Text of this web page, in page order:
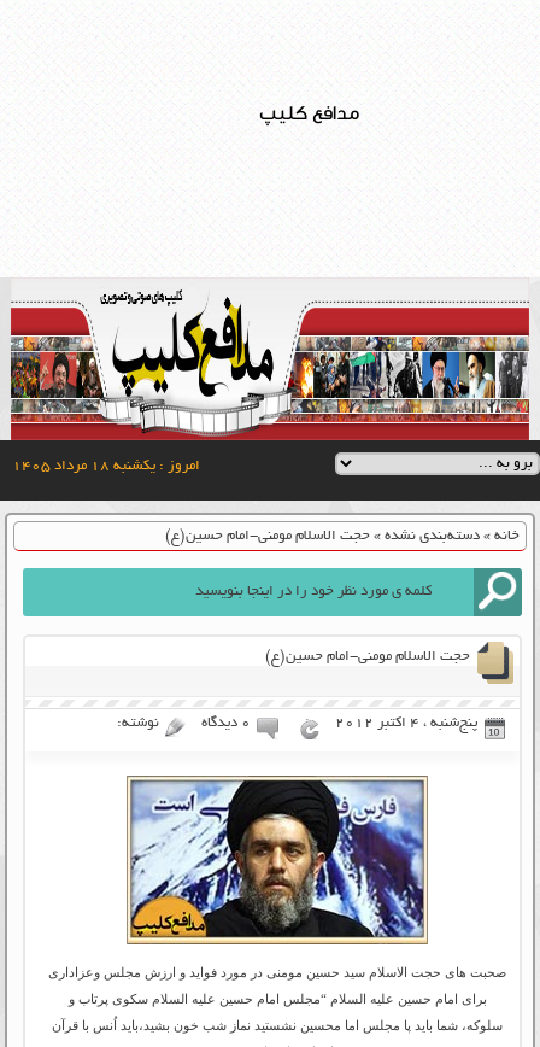
مدافع کلیپ
امروز : یکشنبه ۱۸ مرداد ۱۴۰۵
خانه» دسته‌بندی نشده» حجت الاسلام مومنی-امام حسین(ع)
حجت الاسلام مومنی-امام حسین(ع)
پنج‌شنبه ، 4 اکتبر 2012 ۰ دیدگاه نوشته:
صحبت های حجت الاسلام سید حسین مومنی در مورد فواید و ارزش مجلس وعزاداری
برای امام حسین علیه السلام “مجلس امام حسین علیه السلام سکوی پرتاب و
سلوکه، شما باید پا مجلس اما محسین نشستید نماز شب خون بشید،باید اُنس با قرآن